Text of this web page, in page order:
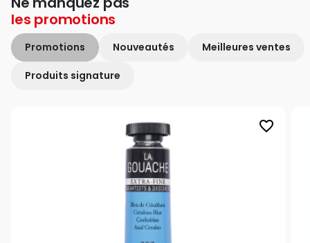
les promotions
Promotions Nouveautés Meilleures ventes
Produits signature
favorite_border